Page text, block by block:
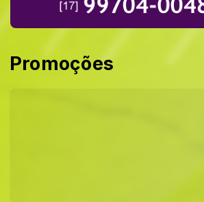
Promoções